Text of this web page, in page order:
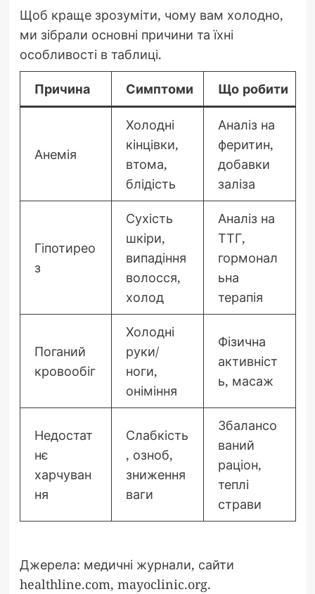
Щоб краще зрозуміти, чому вам холодно,
ми зібрали основні причини та їхні
особливості в таблиці.
Причина Симптоми Що робити
Анемія
Холодні
кінцівки,
втома,
блідість
Аналіз на
феритин,
добавки
заліза
Гіпотирео
з
Сухість
шкіри,
випадіння
волосся,
холод
Аналіз на
ТТГ,
гормонал
ьна
терапія
Поганий
кровообіг
Холодні
руки/
ноги,
оніміння
Фізична
активніст
ь, масаж
Недостат
нє
харчуван
ня
Слабкість
, озноб,
зниження
ваги
Збалансо
ваний
раціон,
теплі
страви
Джерела: медичні журнали, сайти
healthline.com, mayoclinic.org.